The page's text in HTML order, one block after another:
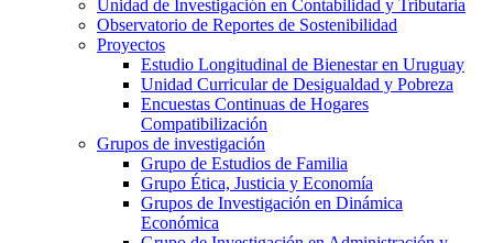
Unidad de Investigación en Contabilidad y Tributaria
Observatorio de Reportes de Sostenibilidad
Proyectos
Estudio Longitudinal de Bienestar en Uruguay
Unidad Curricular de Desigualdad y Pobreza
Encuestas Continuas de Hogares
Compatibilización
Grupos de investigación
Grupo de Estudios de Familia
Grupo Ética, Justicia y Economía
Grupos de Investigación en Dinámica
Económica